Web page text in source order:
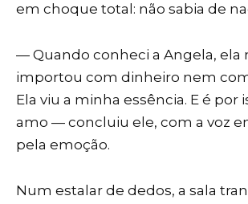
em choque total: não sabia de
— Quando conheci a Angela, ela
importou com dinheiro nem
Ela viu a minha essência. E é por
amo — concluiu ele, com a voz
pela emoção.
Num estalar de dedos, a sala